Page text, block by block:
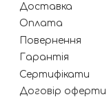
Доставка
Оплата
Повернення
Гарантія
Сертифікати
Договір оферти